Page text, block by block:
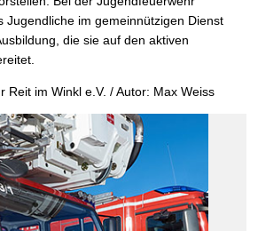
Jugendliche im gemeinnützigen Dienst
die sie auf den aktiven
Reit im Winkl e.V. / Autor: Max Weiss